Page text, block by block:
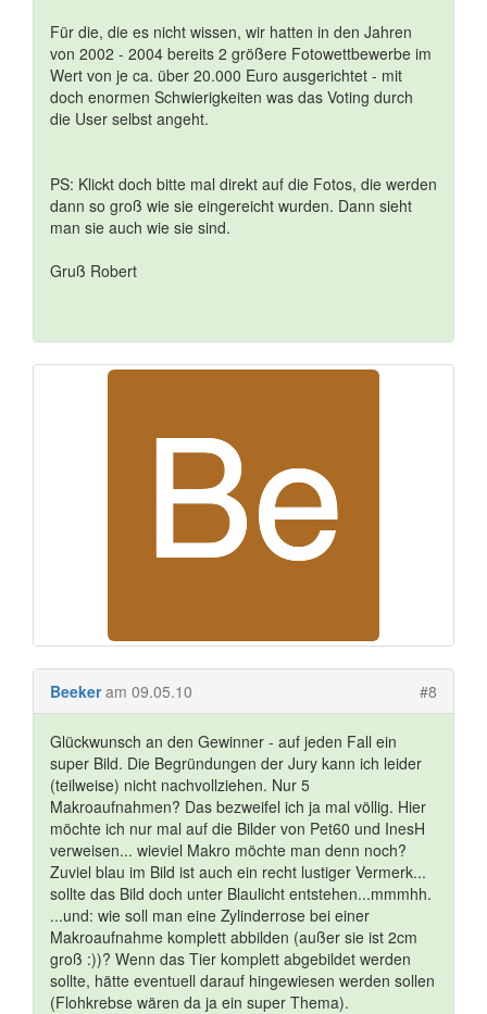
Für die, die es nicht wissen, wir hatten in den Jahren
von 2002 - 2004 bereits 2 größere Fotowettbewerbe im
Wert von je ca. über 20.000 Euro ausgerichtet - mit
doch enormen Schwierigkeiten was das Voting durch
die User selbst angeht.
PS: Klickt doch bitte mal direkt auf die Fotos, die werden
dann so groß wie sie eingereicht wurden. Dann sieht
man sie auch wie sie sind.
Gruß Robert
Beeker am 09.05.10 #8
Glückwunsch an den Gewinner - auf jeden Fall ein
super Bild. Die Begründungen der Jury kann ich leider
(teilweise) nicht nachvollziehen. Nur 5
Makroaufnahmen? Das bezweifel ich ja mal völlig. Hier
möchte ich nur mal auf die Bilder von Pet60 und InesH
verweisen... wieviel Makro möchte man denn noch?
Zuviel blau im Bild ist auch ein recht lustiger Vermerk...
sollte das Bild doch unter Blaulicht entstehen...mmmhh.
...und: wie soll man eine Zylinderrose bei einer
Makroaufnahme komplett abbilden (außer sie ist 2cm
groß :))? Wenn das Tier komplett abgebildet werden
sollte, hätte eventuell darauf hingewiesen werden sollen
(Flohkrebse wären da ja ein super Thema).